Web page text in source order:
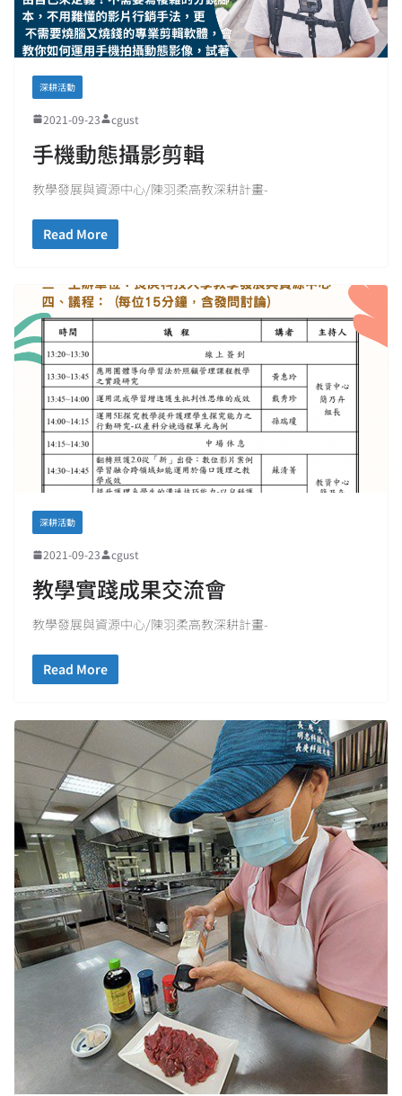
深耕活動
2021-09-23 cgust
手機動態攝影剪輯
教學發展與資源中心/陳羽柔高教深耕計畫-
Read More
深耕活動
2021-09-23 cgust
教學實踐成果交流會
教學發展與資源中心/陳羽柔高教深耕計畫-
Read More